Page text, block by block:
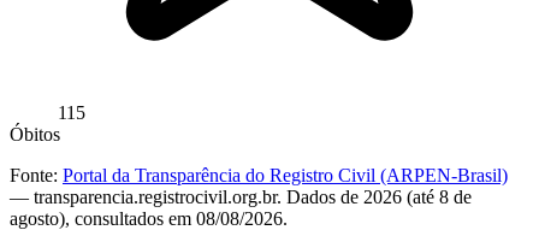
115
Óbitos
Fonte: Portal da Transparência do Registro Civil (ARPEN-Brasil)
— transparencia.registrocivil.org.br. Dados de 2026 (até 8 de
agosto), consultados em 08/08/2026.